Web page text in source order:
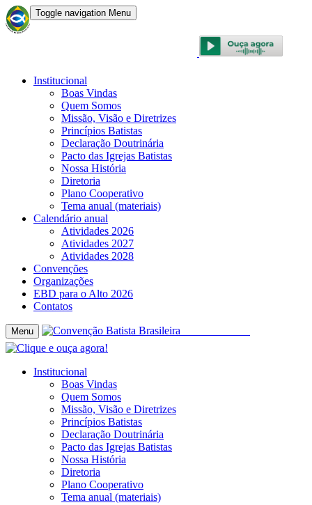
Toggle navigation Menu
Institucional
Boas Vindas
Quem Somos
Missão, Visão e Diretrizes
Princípios Batistas
Declaração Doutrinária
Pacto das Igrejas Batistas
Nossa História
Diretoria
Plano Cooperativo
Tema anual (materiais)
Calendário anual
Atividades 2026
Atividades 2027
Atividades 2028
Convenções
Organizações
EBD para o Alto 2026
Contatos
Menu
Institucional
Boas Vindas
Quem Somos
Missão, Visão e Diretrizes
Princípios Batistas
Declaração Doutrinária
Pacto das Igrejas Batistas
Nossa História
Diretoria
Plano Cooperativo
Tema anual (materiais)